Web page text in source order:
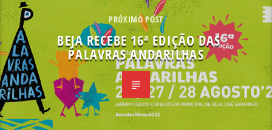
PRÓXIMO POST
BEJA RECEBE 16ª EDIÇÃO DAS
PALAVRAS ANDARILHAS